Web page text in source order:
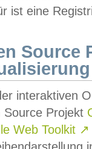
ist eine
Source
interaktiven
Source Projekt
Web Toolkit ↗